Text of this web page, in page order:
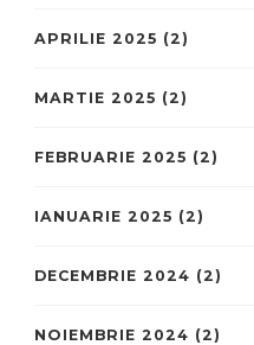
APRILIE 2025 (2)
MARTIE 2025 (2)
FEBRUARIE 2025 (2)
IANUARIE 2025 (2)
DECEMBRIE 2024 (2)
NOIEMBRIE 2024 (2)